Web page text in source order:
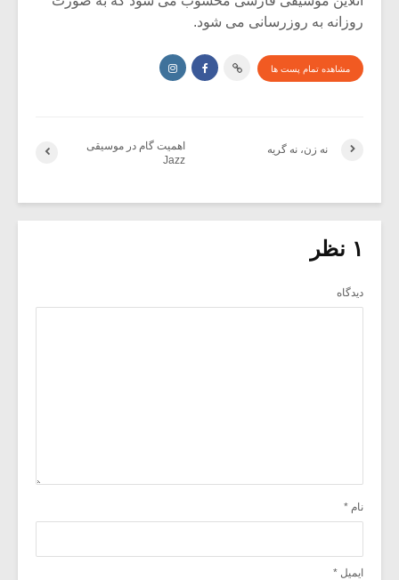
روزانه به روزرسانی می شود.
مشاهده تمام پست ها
اهمیت گام در موسیقی
Jazz
نه زن، نه گریه
۱ نظر
دیدگاه
نام *
ایمیل *